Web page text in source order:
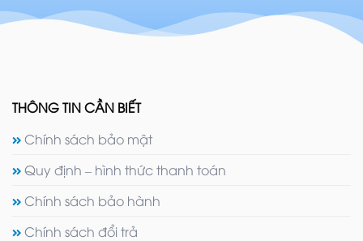
THÔNG TIN CẦN BIẾT
Chính sách bảo mật
Quy định – hình thức thanh toán
Chính sách bảo hành
Chính sách đổi trả